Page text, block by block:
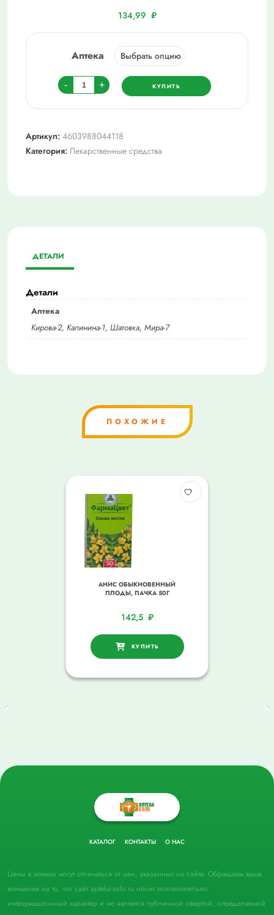
134,99 ₽
Аптека
-
Количество
товара
Пирацетам
таб
п/
200
№60
+ КУПИТЬ
Артикул: 4603988044118
Категория: Лекарственные средства
ДЕТАЛИ
Детали
Аптека
Кирова-2, Калинина-1, Шатовка, Мира-7
ПОХОЖИЕ
АНИС ОБЫКНОВЕННЫЙ
ПЛОДЫ, ПАЧКА 50Г
142,5 ₽
КУПИТЬ
КАТАЛОГ КОНТАКТЫ О НАС
Цены в аптеках могут отличаться от цен, указанных на сайте. Обращаем ваше
внимание на то, что сайт apteka-solo.ru носит исключительно
информационный характер и не является публичной офертой, определяемой